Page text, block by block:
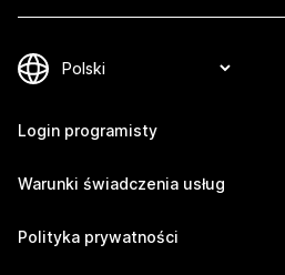
Login programisty
Warunki świadczenia usług
Polityka prywatności